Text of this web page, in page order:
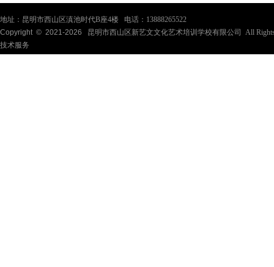
地址：昆明市西山区滇池时代B座4楼 电话：13888265522
Copyright © 2021-2026
昆明市西山区新艺文文化艺术培训学校有限公司 All
技术服务